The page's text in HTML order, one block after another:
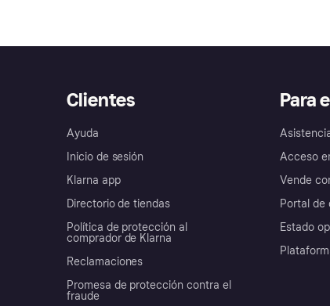
Clientes
Ayuda
Inicio de sesión
Klarna app
Directorio de tiendas
Política de protección al
comprador de Klarna
Reclamaciones
Promesa de protección contra el
fraude
Para
Acceso
Vende
Portal de
Estado